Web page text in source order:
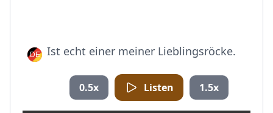
Ist echt einer meiner Lieblingsröcke.
0.5x Listen 1.5x